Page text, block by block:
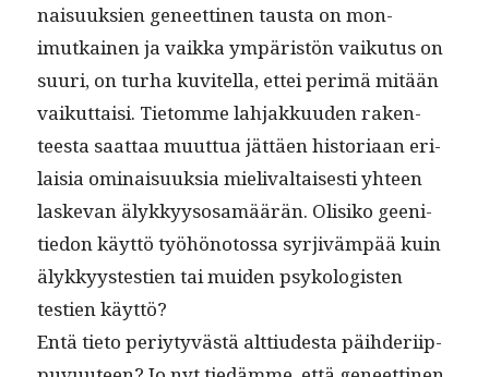
naisuuk­sien geneet­ti­nen taus­ta on mon­
imutkainen ja vaik­ka ympäristön vaiku­tus on
suuri, on turha kuvitel­la, ettei per­imä mitään
vaikut­taisi. Tietomme lah­jakku­u­den rak­en­
teesta saat­taa muut­tua jät­täen his­to­ri­aan eri­
laisia omi­naisuuk­sia mieli­v­al­tais­es­ti yhteen
laske­van älykkyysosamäärän. Olisiko geen­i­
tiedon käyt­tö työhöno­to­ssa syr­jiväm­pää kuin
älykkyys­testien tai muiden psykol­o­gis­ten
testien käyttö?
Entä tieto periy­tyvästä alt­tiud­es­ta päi­hderi­ip­